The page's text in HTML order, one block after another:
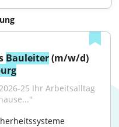
Bauleiter (m/w/d)
25 Ihr Arbeitsalltag